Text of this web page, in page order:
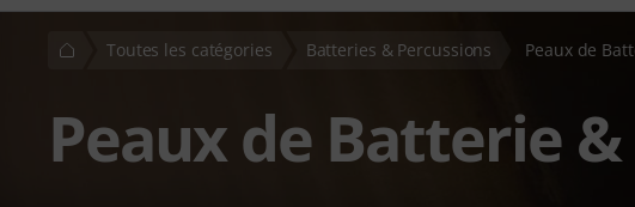
Toutes les catégories Batteries & Percussions Peaux de
Peaux de Batterie